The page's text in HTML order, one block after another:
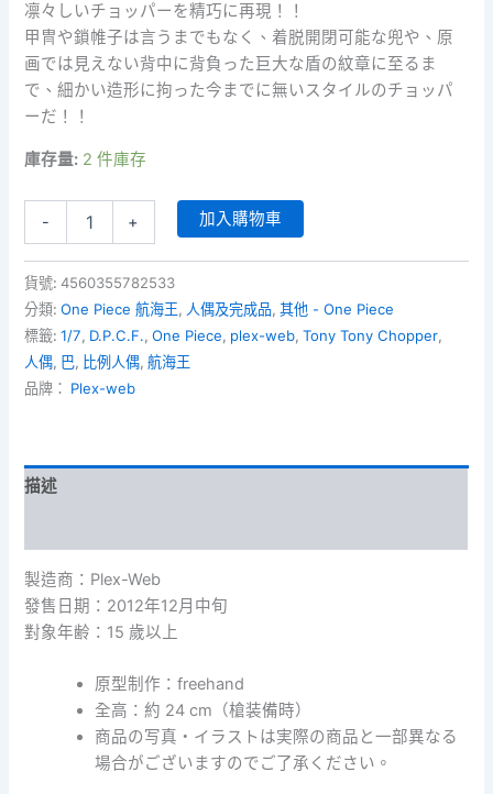
凛々しいチョッパーを精巧に再現！！
甲冑や鎖帷子は言うまでもなく、着脱開閉可能な兜や、原
画では見えない背中に背負った巨大な盾の紋章に至るま
で、細かい造形に拘った今までに無いスタイルのチョッパ
ーだ！！
庫存量: 2 件庫存
-
-
Tony
Tony
Chopper[騎
士
ver.
尼
多
巴
數
量
+ 加入購物車
貨號:4560355782533
分類:One Piece 航海王, 人偶及完成品,其他 - One Piece
標籤:1/7, D.P.C.F.,One Piece, plex-web,Tony Tony Chopper,
人偶, 巴, 比例人偶,航海王
品牌： Plex-web
描述
製造商：Plex-Web
發售日期：2012年12月中旬
對象年齢：15 歲以上
原型制作：freehand
全高：約 24 cm（槍装備時）
商品の写真・イラストは実際の商品と一部異なる
場合がございますのでご了承ください。